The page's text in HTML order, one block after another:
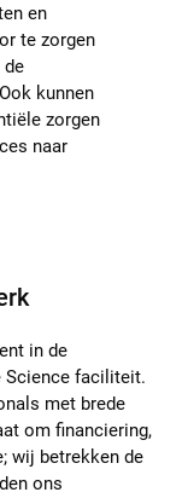
en
te zorgen
de
kunnen
zorgen
naar
in de
Science faciliteit.
met brede
om financiering,
wij betrekken de
ons